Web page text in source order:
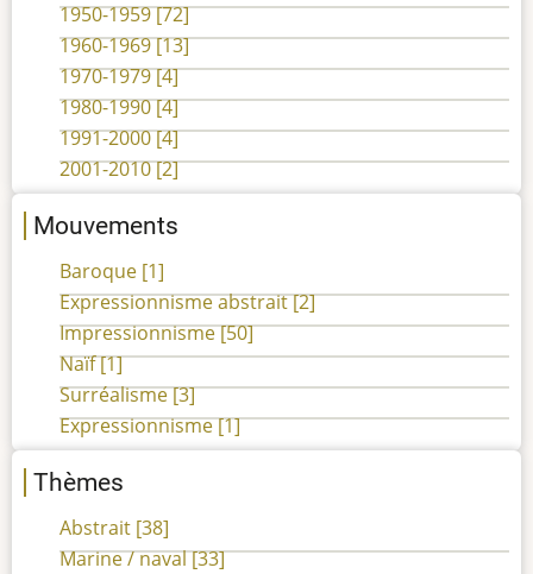
1950-1959[72]
1960-1969[13]
1970-1979[4]
1980-1990[4]
1991-2000[4]
2001-2010[2]
Mouvements
Baroque [1]
Expressionnisme abstrait[2]
Impressionnisme[50]
Naïf[1]
Surréalisme[3]
Expressionnisme[1]
Thèmes
Abstrait [38]
Marine / naval[33]